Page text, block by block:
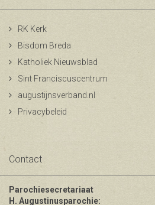
RK Kerk
Bisdom Breda
Katholiek Nieuwsblad
Sint Franciscuscentrum
augustijnsverband.nl
Privacybeleid
Contact
Parochiesecretariaat
H. Augustinusparochie: